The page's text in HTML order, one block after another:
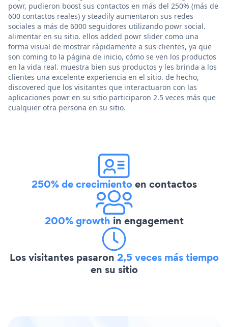
powr, pudieron boost sus contactos en más del 250% (más de
600 contactos reales) y steadily aumentaron sus redes
sociales a más de 6000 seguidores utilizando powr social.
alimentar en su sitio. ellos added powr slider como una
forma visual de mostrar rápidamente a sus clientes, ya que
son coming to la página de inicio, cómo se ven los productos
en la vida real. muestra bien sus productos y les brinda a los
clientes una excelente experiencia en el sitio. de hecho,
discovered que los visitantes que interactuaron con las
aplicaciones powr en su sitio participaron 2.5 veces más que
cualquier otra persona en su sitio.
250% de crecimientoen contactos
200% growth in engagement
Los visitantes pasaron 2,5 veces más tiempo
en su sitio